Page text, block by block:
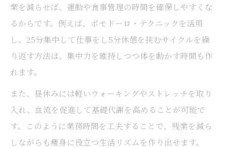
業を減らせば、運動や食事管理の時間を確保しやすくな
るからです。例えば、ポモドーロ・テクニックを活用
し、25分集中して仕事をし5分休憩を挟むサイクルを繰
り返す方法は、集中力を維持しつつ体を動かす時間も作
れます。
また、昼休みには軽いウォーキングやストレッチを取り
入れ、血流を促進して基礎代謝を高めることが可能で
す。このように業務時間を工夫することで、残業を減ら
しながらも痩身に役立つ生活リズムを作り出せます。